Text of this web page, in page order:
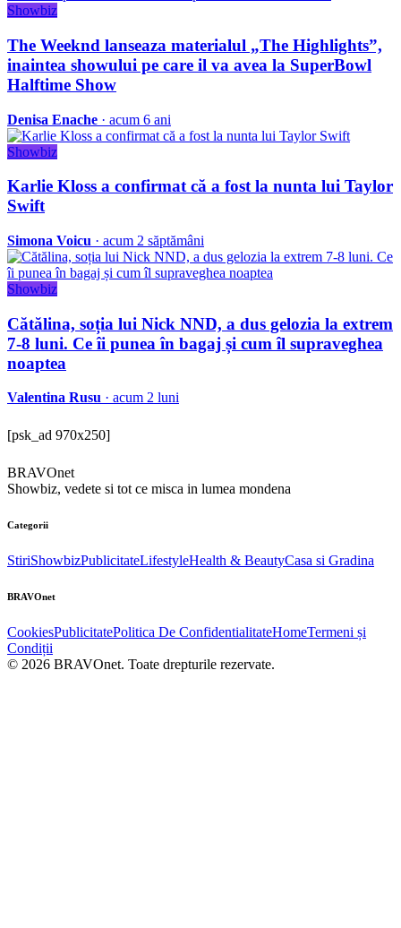
Showbiz
The Weeknd lanseaza materialul „The Highlights”,
inaintea showului pe care il va avea la SuperBowl
Halftime Show
Denisa Enache · acum 6 ani
Showbiz
Karlie Kloss a confirmat că a fost la nunta lui Taylor
Swift
Simona Voicu · acum 2 săptămâni
Showbiz
Cătălina, soția lui Nick NND, a dus gelozia la extrem
7-8 luni. Ce îi punea în bagaj și cum îl supraveghea
noaptea
Valentina Rusu · acum 2 luni
[psk_ad 970x250]
BRAVOnet
Showbiz, vedete si tot ce misca in lumea mondena
Categorii
StiriShowbizPublicitateLifestyleHealth & BeautyCasa si Gradina
BRAVOnet
CookiesPublicitatePolitica De ConfidentialitateHomeTermeni și
Condiții
© 2026 BRAVOnet. Toate drepturile rezervate.